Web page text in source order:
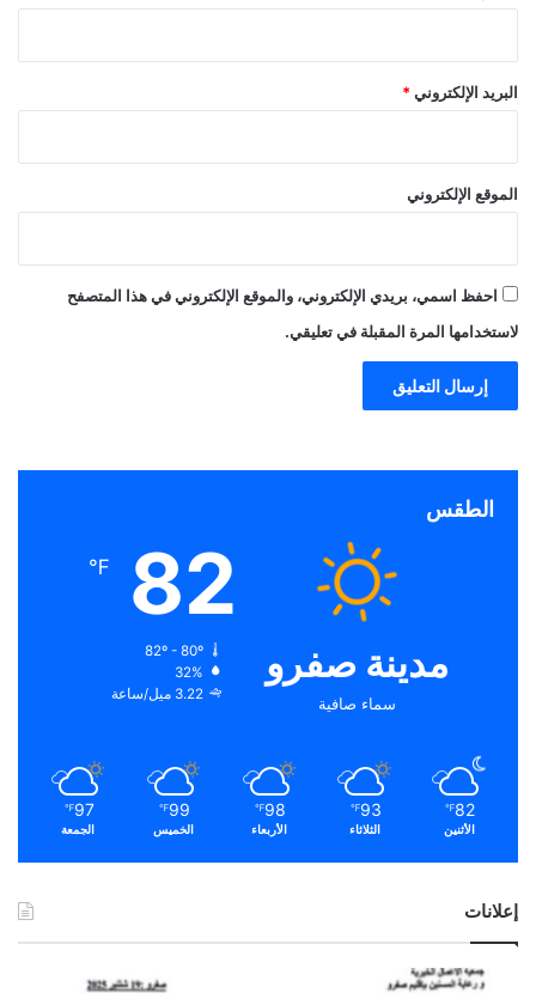
البريد الإلكتروني *
الموقع الإلكتروني
احفظ اسمي، بريدي الإلكتروني، والموقع الإلكتروني في هذا المتصفح
لاستخدامها المرة المقبلة في تعليقي.
الطقس
مدينة صفرو
سماء صافية
82
℉
82º - 80º
32%
3.22 ميل/ساعة
82
℉
الأثنين
93
℉
الثلاثاء
98
℉
الأربعاء
99
℉
الخميس
97
℉
الجمعة
إعلانات